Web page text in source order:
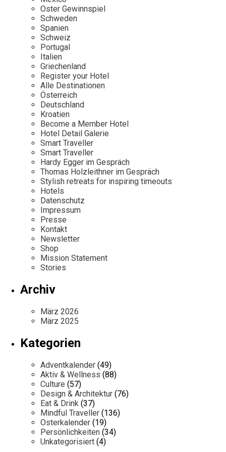
Mexico
Niederlande
Österreich
Portugal
Schweden
Spanien
Schweiz
Persönlichkeiten
Our Story
Career
Kontakt
Impressum
Oster Gewinnspiel
Schweden
Spanien
Schweiz
Portugal
Italien
Griechenland
Register your Hotel
Alle Destinationen
Österreich
Deutschland
Kroatien
Become a Member Hotel
Hotel Detail Galerie
Smart Traveller
Smart Traveller
Hardy Egger im Gespräch
Thomas Holzleithner im Gespräch
Stylish retreats for inspiring timeouts
Hotels
Datenschutz
Impressum
Presse
Kontakt
Newsletter
Shop
Mission Statement
Stories
Archiv
März 2026
März 2025
Kategorien
Adventkalender (49)
Aktiv & Wellness (88)
Culture (57)
Design & Architektur (76)
Eat & Drink (37)
Mindful Traveller (136)
Osterkalender (19)
Persönlichkeiten (34)
Unkategorisiert (4)